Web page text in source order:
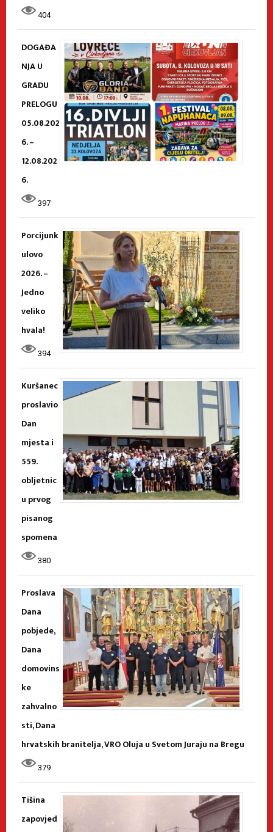
404
DOGAĐA
NJA U
GRADU
PRELOGU
05.08.202
6. –
12.08.202
6.
397
Porcijunk
ulovo
2026. –
Jedno
veliko
hvala!
394
Kuršanec
proslavio
Dan
mjesta i
559.
obljetnic
u prvog
pisanog
spomena
380
Proslava
Dana
pobjede,
Dana
domovins
ke
zahvalno
sti, Dana
hrvatskih branitelja, VRO Oluja u Svetom Juraju na Bregu
379
Tišina
zapovjed